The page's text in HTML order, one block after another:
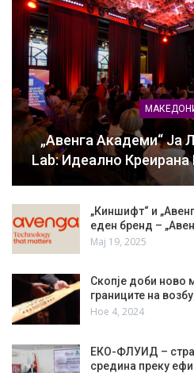
„Авенга Академи“ Ја
Lab: Идеално
„Киншифт“ и
еден бренд –
Мај 19, 2025
Скопје доби ново
границите на
Ное 4, 2024
ЕКО-ФЛУИД –
средина преку